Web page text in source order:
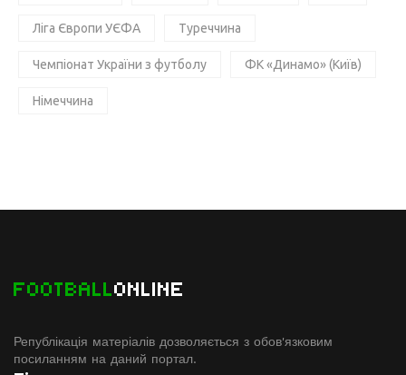
Ліга Європи УЄФА Туреччина
Чемпіонат України з футболу ФК «Динамо» (Київ)
Німеччина
FOOTBALLONLINE
Републікація матеріалів дозволяється з обов'язковим
посиланням на даний портал.